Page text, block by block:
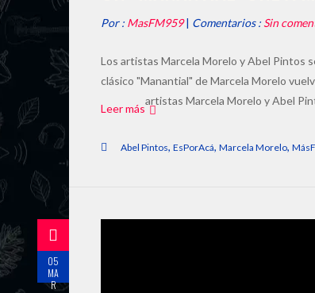
Por : MasFM959| Comentarios : Sin
Los artistas Marcela Morelo y Abel Pintos
clásico "Manantial" de Marcela Morelo
artistas Marcela Morelo y Abel
Leer más
Abel Pintos, EsPorAcá, Marcela Morelo,
05
MA
R